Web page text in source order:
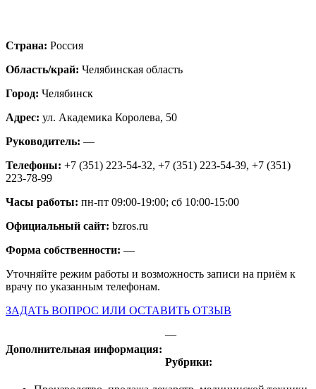
Страна: Россия
Область/край: Челябинская область
Город: Челябинск
Адрес: ул. Академика Королева, 50
Руководитель: —
Телефоны: +7 (351) 223-54-32, +7 (351) 223-54-39, +7 (351)
223-78-99
Часы работы: пн-пт 09:00-19:00; сб 10:00-15:00
Официальный сайт: bzros.ru
Форма собственности: —
Уточняйте режим работы и возможность записи на приём к
врачу по указанным телефонам.
ЗАДАТЬ ВОПРОС ИЛИ ОСТАВИТЬ ОТЗЫВ
Дополнительная информация:
—
Рубрики: